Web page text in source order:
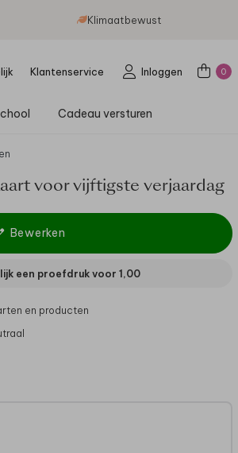
Klimaatbewust
Klantenservice Inloggen 0
Cadeau versturen
voor vijftigste verjaardag
Bewerken
een proefdruk voor 1,00
en producten